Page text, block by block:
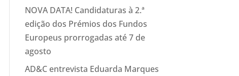
NOVA DATA! Candidaturas à 2.ª
edição dos Prémios dos Fundos
Europeus prorrogadas até 7 de
agosto
AD&C entrevista Eduarda Marques